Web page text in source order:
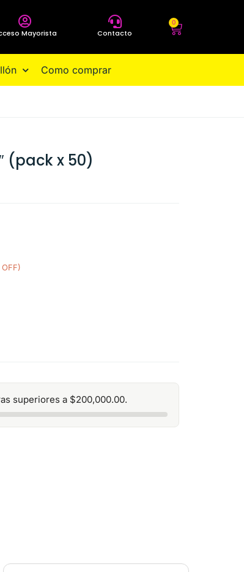
Mayorista Contacto
0
Como comprar
(pack x 50)
superiores a $200,000.00.